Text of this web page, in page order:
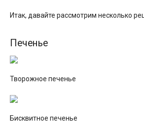
Итак, давайте рассмотрим несколько
Печенье
Творожное печенье
Бисквитное печенье